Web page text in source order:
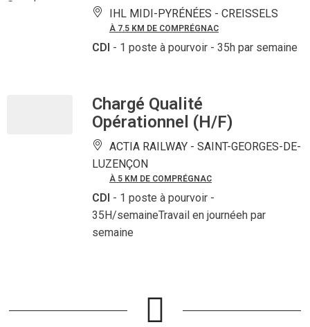
IHL MIDI-PYRÉNÉES - CREISSELS
À 7.5 KM DE COMPRÉGNAC
CDI - 1 poste à pourvoir - 35h par semaine
Chargé Qualité
Opérationnel (H/F)
ACTIA RAILWAY - SAINT-GEORGES-DE-
LUZENÇON
À 5 KM DE COMPRÉGNAC
CDI - 1 poste à pourvoir -
35H/semaineTravail en journéeh par
semaine